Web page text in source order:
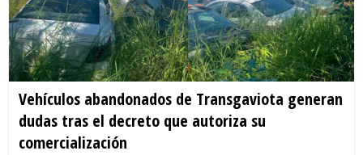
Vehículos abandonados de Transgaviota generan
dudas tras el decreto que autoriza su
comercialización